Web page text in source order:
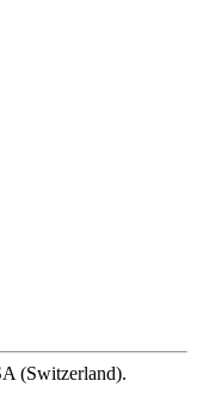
(Switzerland).